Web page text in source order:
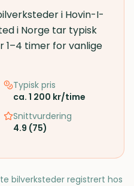
i Hovin-I-
i Norge tar typisk
1–4 timer for vanlige
Typisk pris
ca. 1 200 kr/time
Snittvurdering
4.9 (75)
bilverksteder registrert hos